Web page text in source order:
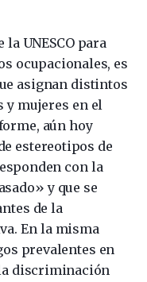
UNESCO para
ocupacionales, es
asignan distintos
y mujeres en el
aún hoy
estereotipos de
con la
y que se
de la
En la misma
prevalentes en
discriminación